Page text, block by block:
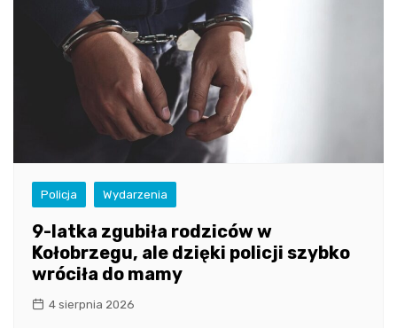
Policja Wydarzenia
9-latka zgubiła rodziców w
Kołobrzegu, ale dzięki policji szybko
wróciła do mamy
4 sierpnia 2026